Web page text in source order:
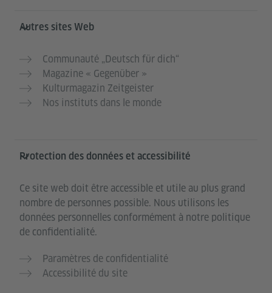
Autres sites Web
Communauté „Deutsch für dich“
Magazine « Gegenüber »
Kulturmagazin Zeitgeister
Nos instituts dans le monde
Protection des données et accessibilité
Ce site web doit être accessible et utile au plus grand
nombre de personnes possible. Nous utilisons les
données personnelles conformément à notre politique
de confidentialité.
Paramètres de confidentialité
Accessibilité du site